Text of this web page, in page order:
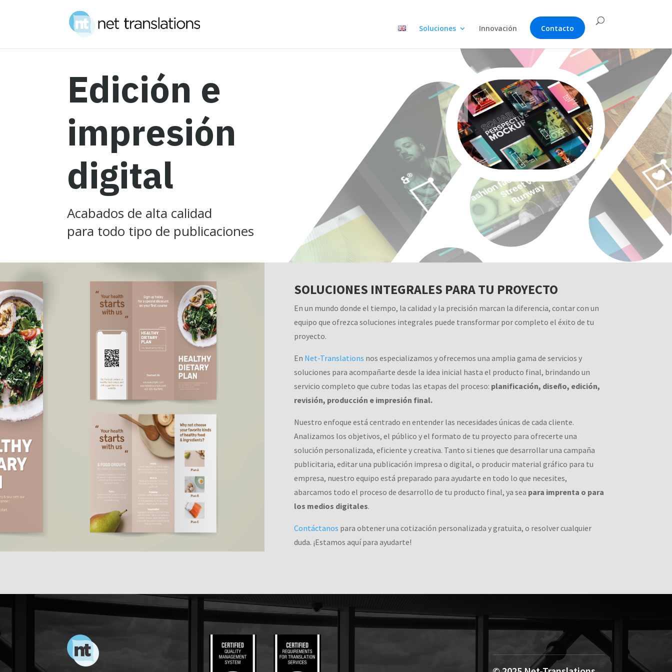
Soluciones Innovación Contacto
Edición e
impresión
digital
Acabados de alta calidad
para todo tipo de publicaciones
SOLUCIONES INTEGRALES PARA TU PROYECTO
En un mundo donde el tiempo, la calidad y la precisión marcan la diferencia, contar con un
equipo que ofrezca soluciones integrales puede transformar por completo el éxito de tu
proyecto.
En Net-Translations nos especializamos y ofrecemos una amplia gama de servicios y
soluciones para acompañarte desde la idea inicial hasta el producto final, brindando un
servicio completo que cubre todas las etapas del proceso: planificación, diseño, edición,
revisión, producción e impresión final.
Nuestro enfoque está centrado en entender las necesidades únicas de cada cliente.
Analizamos los objetivos, el público y el formato de tu proyecto para ofrecerte una
solución personalizada, eficiente y creativa. Tanto si tienes que desarrollar una campaña
publicitaria, editar una publicación impresa o digital, o producir material gráfico para tu
empresa, nuestro equipo está preparado para ayudarte en todo lo que necesites,
abarcamos todo el proceso de desarrollo de tu producto final, ya sea para imprenta o para
los medios digitales.
Contáctanos para obtener una cotización personalizada y gratuita, o resolver cualquier
duda. ¡Estamos aquí para ayudarte!